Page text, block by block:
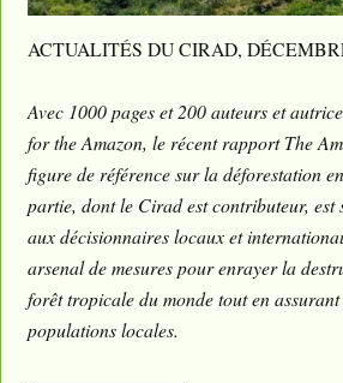
ACTUALITÉS DU CIRAD,
Avec 1000 pages et 200 auteurs et
for the Amazon, le récent rapport The
figure de référence sur la déforestation
partie, dont le Cirad est contributeur, est
aux décisionnaires locaux et
arsenal de mesures pour enrayer la
forêt tropicale du monde tout en
populations locales.